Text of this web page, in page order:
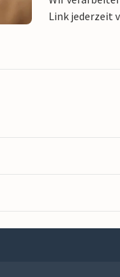
Link jederzeit